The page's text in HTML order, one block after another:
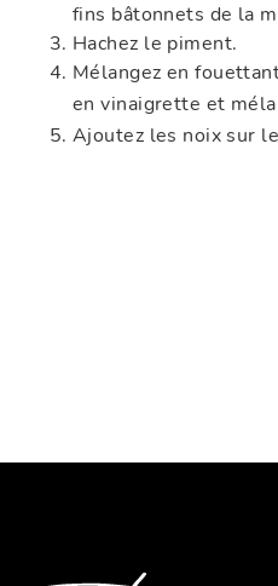
fins bâtonnets de la
Hachez le piment.
Mélangez en
en vinaigrette et
Ajoutez les noix sur